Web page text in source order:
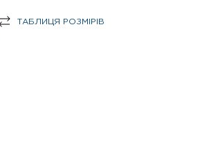
ТАБЛИЦЯ РОЗМІРІВ